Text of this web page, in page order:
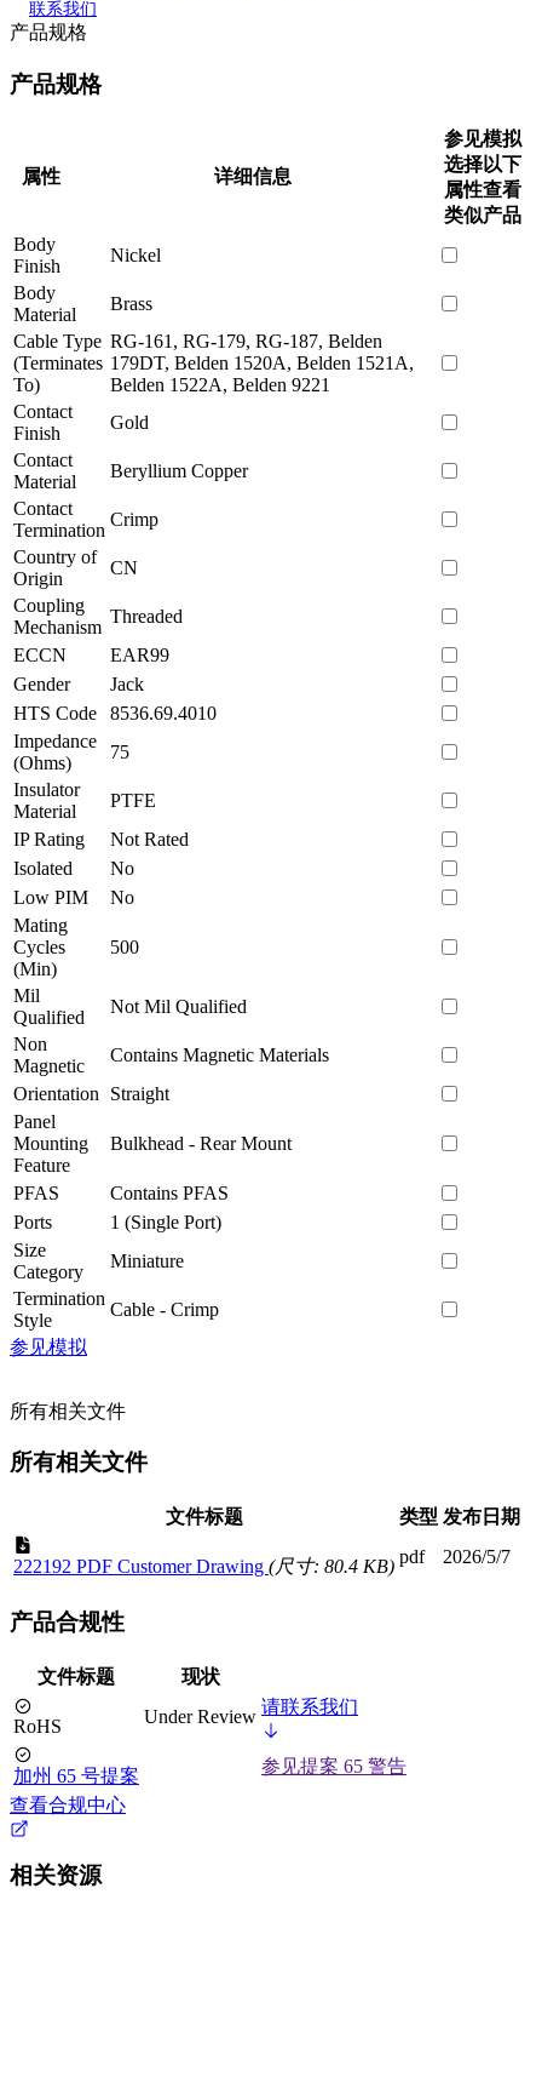
联系我们
产品规格
产品规格
属性 详细信息
参见模拟
选择以下
属性查看
类似产品
Body
Finish
Nickel
Body
Material
Brass
Cable Type
(Terminates
To)
RG-161, RG-179, RG-187, Belden
179DT, Belden 1520A, Belden 1521A,
Belden 1522A, Belden 9221
Contact
Finish
Gold
Contact
Material
Beryllium Copper
Contact
Termination
Crimp
Country of
Origin
CN
Coupling
Mechanism
Threaded
ECCN
EAR99
Gender
Jack
HTS Code
8536.69.4010
Impedance
(Ohms)
75
Insulator
Material
PTFE
IP Rating
Not Rated
Isolated
No
Low PIM
No
Mating
Cycles
(Min)
500
Mil
Qualified
Not Mil Qualified
Non
Magnetic
Contains Magnetic Materials
Orientation
Straight
Panel
Mounting
Feature
Bulkhead - Rear Mount
PFAS
Contains PFAS
Ports
1 (Single Port)
Size
Category
Miniature
Termination
Style
Cable - Crimp
参见模拟
所有相关文件
所有相关文件
文件标题 类型 发布日期
222192 PDF Customer Drawing (尺寸: 80.4 KB) pdf 2026/5/7
产品合规性
文件标题 现状
RoHS Under Review 请联系我们
加州 65 号提案
参见提案 65 警告
查看合规中心
相关资源